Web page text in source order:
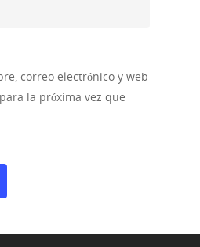
correo electrónico y web
la próxima vez que